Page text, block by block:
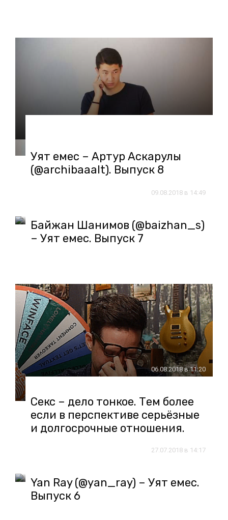
Уят емес – Артур Аскарулы
(@archibaaalt). Выпуск 8
09.08.2018 в 14:49
Байжан Шанимов (@baizhan_s)
– Уят емес. Выпуск 7
06.08.2018 в 11:20
Секс – дело тонкое. Тем более
если в перспективе серьёзные
и долгосрочные отношения.
27.07.2018 в 14:17
Yan Ray (@yan_ray) – Уят емес.
Выпуск 6